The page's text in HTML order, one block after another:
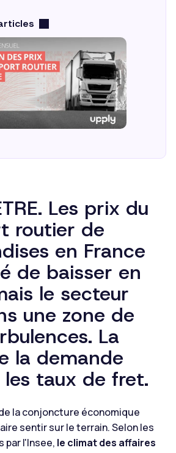
Les prix du
routier de
en France
de baisser en
le secteur
une zone de
La
la demande
les taux de fret.
la conjoncture économique
sentir sur le terrain. Selon les
par l'Insee, le climat des affaires